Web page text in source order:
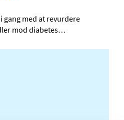
med at revurdere
mod diabetes…